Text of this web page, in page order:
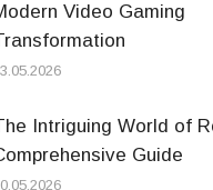
Video Gaming
Intriguing World of
Guide